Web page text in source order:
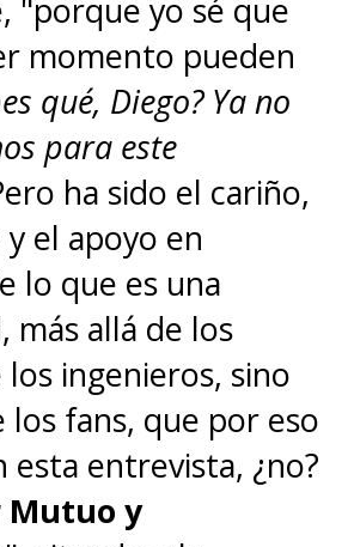
recomendamos leer
tomo
de todo
que editó Planeta
laedición
Ivrea Argentina
"porque yo sé que
momento pueden
qué, Diego? Ya no
para este
ha sido el cariño,
el apoyo en
lo que es una
más allá de los
ingenieros, sino
los fans, que por eso
esta entrevista, ¿no?
Mutuo y